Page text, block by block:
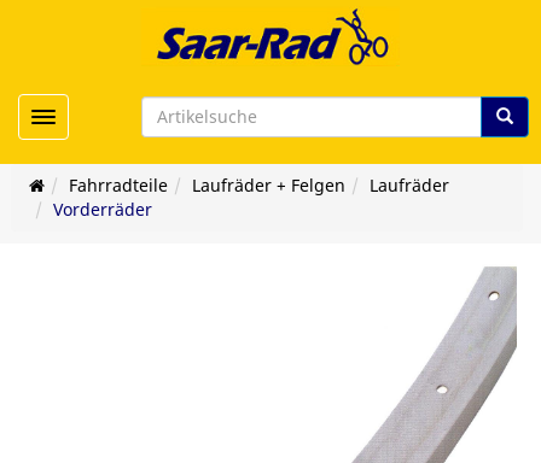
Toggle navigation
Fahrradteile Laufräder + Felgen
Laufräder
Vorderräder